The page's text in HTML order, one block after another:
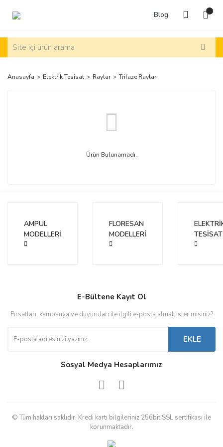
Blog
Anasayfa Elektrik Tesisat Raylar Trifaze Raylar
Ürün Bulunamadı.
AMPUL
MODELLERİ
FLORESAN
MODELLERİ
TESİSAT
E-Bültene Kayıt Ol
Fırsatları, kampanya ve duyuruları ile ilgili e-posta almak ister misiniz?
EKLE
Sosyal Medya Hesaplarımız
© Tüm hakları saklıdır. Kredi kartı bilgileriniz 256bit SSL sertifikası ile
korunmaktadır.